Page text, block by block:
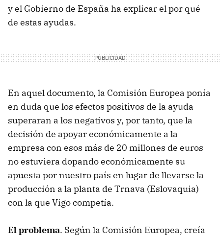
y el Gobierno de España ha explicar el por qué
de estas ayudas.
En aquel documento, la Comisión Europea ponía
en duda que los efectos positivos de la ayuda
superaran a los negativos y, por tanto, que la
decisión de apoyar económicamente a la
empresa con esos más de 20 millones de euros
no estuviera dopando económicamente su
apuesta por nuestro país en lugar de llevarse la
producción a la planta de Trnava (Eslovaquia)
con la que Vigo competía.
El problema. Según la Comisión Europea, creía